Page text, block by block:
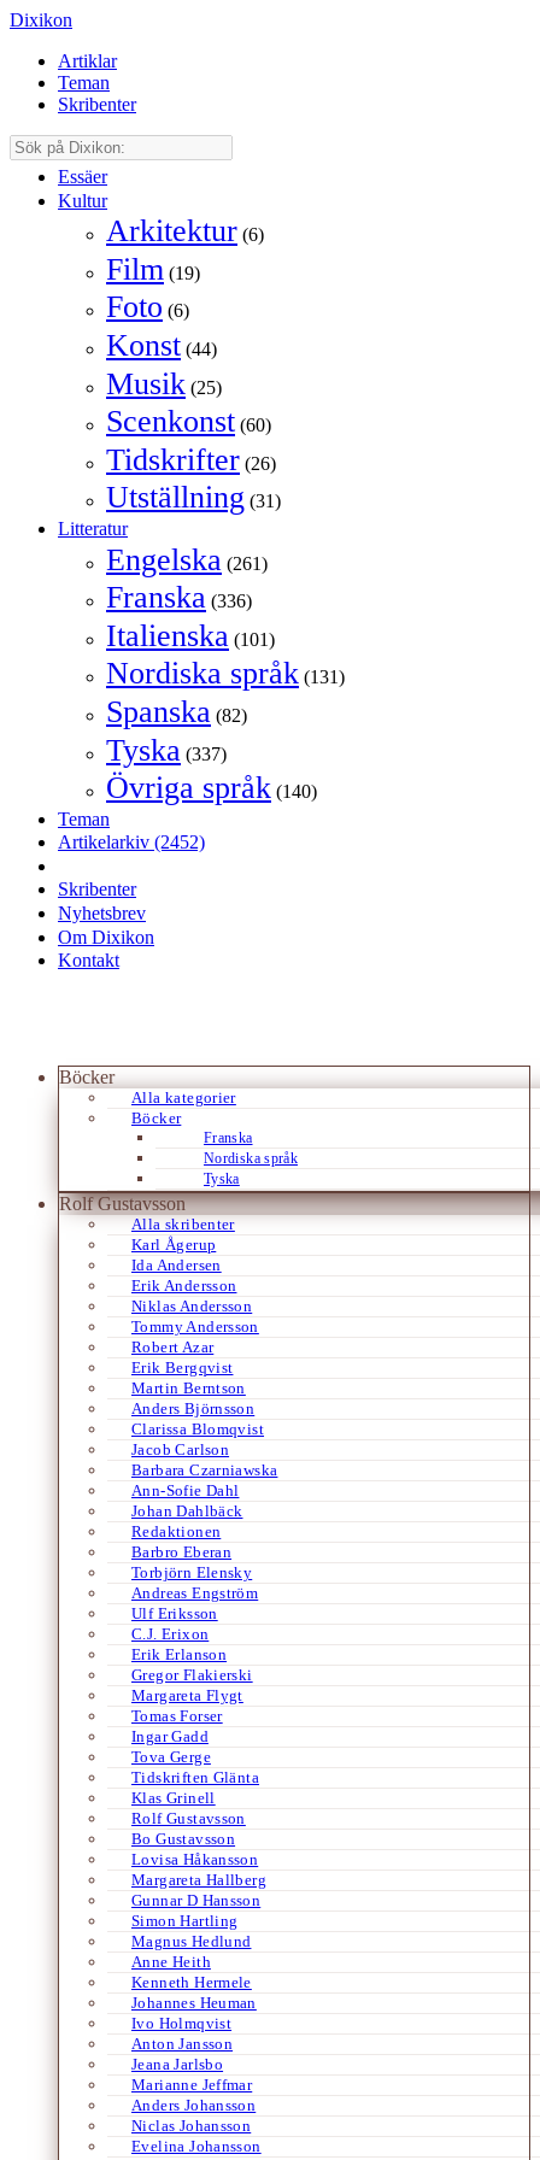
Dixikon
Artiklar
Teman
Skribenter
Essäer
Kultur
Arkitektur (6)
Film (19)
Foto (6)
Konst (44)
Musik (25)
Scenkonst (60)
Tidskrifter (26)
Utställning (31)
Litteratur
Engelska (261)
Franska (336)
Italienska (101)
Nordiska språk (131)
Spanska (82)
Tyska (337)
Övriga språk (140)
Teman
Artikelarkiv (2452)
Skribenter
Nyhetsbrev
Om Dixikon
Kontakt
Böcker
Alla kategorier
Böcker
Franska
Nordiska språk
Tyska
Rolf Gustavsson
Alla skribenter
Karl Ågerup
Ida Andersen
Erik Andersson
Niklas Andersson
Tommy Andersson
Robert Azar
Erik Bergqvist
Martin Berntson
Anders Björnsson
Clarissa Blomqvist
Jacob Carlson
Barbara Czarniawska
Ann-Sofie Dahl
Johan Dahlbäck
Redaktionen
Barbro Eberan
Torbjörn Elensky
Andreas Engström
Ulf Eriksson
C.J. Erixon
Erik Erlanson
Gregor Flakierski
Margareta Flygt
Tomas Forser
Ingar Gadd
Tova Gerge
Tidskriften Glänta
Klas Grinell
Rolf Gustavsson
Bo Gustavsson
Lovisa Håkansson
Margareta Hallberg
Gunnar D Hansson
Simon Hartling
Magnus Hedlund
Anne Heith
Kenneth Hermele
Johannes Heuman
Ivo Holmqvist
Anton Jansson
Jeana Jarlsbo
Marianne Jeffmar
Anders Johansson
Niclas Johansson
Evelina Johansson